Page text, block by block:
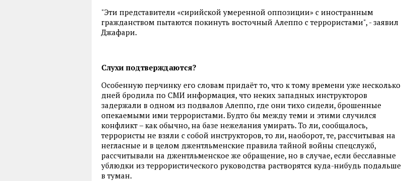
"Эти представители «сирийской умеренной оппозиции» с иностранным
гражданством пытаются покинуть восточный Алеппо с террористами", - заявил
Джафари.
Слухи подтверждаются?
Особенную перчинку его словам придаёт то, что к тому времени уже несколько
дней бродила по СМИ информация, что неких западных инструкторов
задержали в одном из подвалов Алеппо, где они тихо сидели, брошенные
опекаемыми ими террористами. Будто бы между теми и этими случился
конфликт – как обычно, на базе нежелания умирать. То ли, сообщалось,
террористы не взяли с собой инструкторов, то ли, наоборот, те, рассчитывая на
негласные и в целом джентльменские правила тайной войны спецслужб,
рассчитывали на джентльменское же обращение, но в случае, если бесславные
ублюдки из террористического руководства растворятся куда-нибудь подальше
в туман.